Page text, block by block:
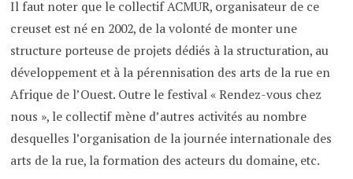
Il faut noter que le collectif ACMUR, organisateur de ce
creuset est né en 2002, de la volonté de monter une
structure porteuse de projets dédiés à la structuration, au
développement et à la pérennisation des arts de la rue en
Afrique de l’Ouest. Outre le festival « Rendez-vous chez
nous », le collectif mène d’autres activités au nombre
desquelles l’organisation de la journée internationale des
arts de la rue, la formation des acteurs du domaine, etc.